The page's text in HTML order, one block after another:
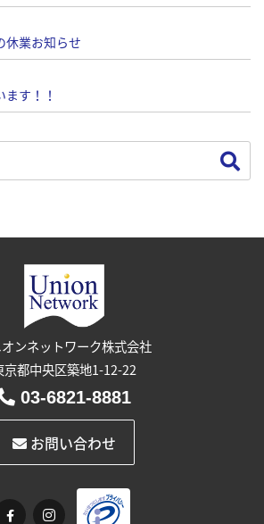
休業お知らせ
す！！
ンネットワーク株式会社
京都中央区築地1-12-22
03-6821-8881
お問い合わせ